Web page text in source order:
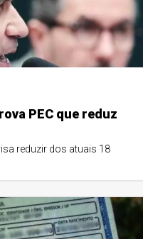
PEC que reduz
reduzir dos atuais 18